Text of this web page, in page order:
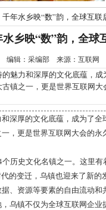
年水乡映“数”韵，全球互联
乡映“数”韵，全球
编辑：采编部 来源：互联网
力和深厚的文化底蕴，成
镇之一，更是世界互联网
深厚的文化底蕴，成为了
，更是世界互联网大会的
历史文化名镇之一。这里
的变迁，乌镇也迎来了新
、资源等要素的自由流动
乌镇不仅为全球互联网企